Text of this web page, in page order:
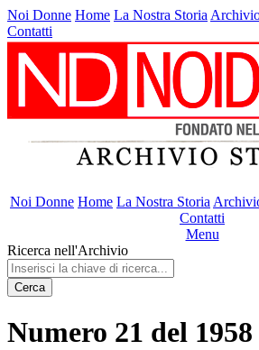
Noi Donne Home La Nostra Storia
Contatti
Noi Donne Home La Nostra Storia
Contatti
Menu
Ricerca nell'Archivio
Cerca
Numero 21 del 1958